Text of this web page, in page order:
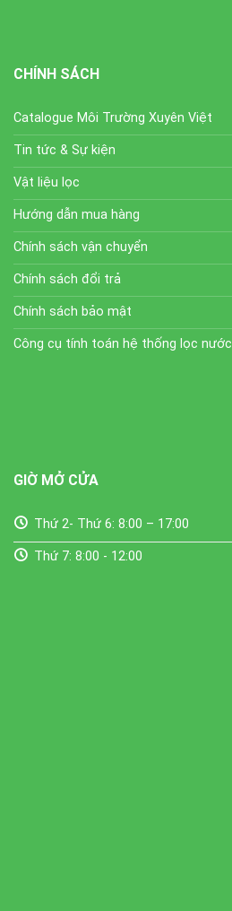
CHÍNH SÁCH
Catalogue Môi Trường Xuyên Việt
Tin tức & Sự kiện
Vật liệu lọc
Hướng dẫn mua hàng
Chính sách vận chuyển
Chính sách đổi trả
Chính sách bảo mật
Công cụ tính toán hệ thống lọc nước
GIỜ MỞ CỬA
Thứ 2- Thứ 6: 8:00 – 17:00
Thứ 7: 8:00 - 12:00